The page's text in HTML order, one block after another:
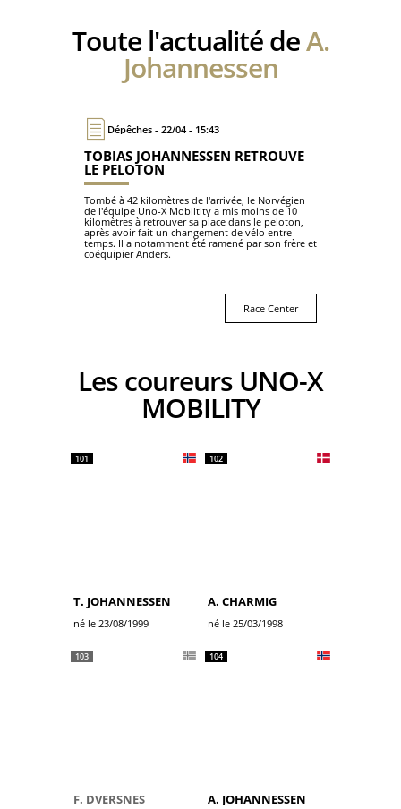
Toute l'actualité deA.
Johannessen
Dépêches - 22/04 - 15:43
TOBIAS JOHANNESSEN RETROUVE
LE PELOTON
Tombé à 42 kilomètres de l'arrivée, le Norvégien
de l'équipe Uno-X Mobiltity a mis moins de 10
kilomètres à retrouver sa place dans le peloton,
après avoir fait un changement de vélo entre-
temps. Il a notamment été ramené par son frère et
coéquipier Anders.
Race Center
Les coureurs UNO-X
MOBILITY
101
T. JOHANNESSEN
né le 23/08/1999
102
A. CHARMIG
né le 25/03/1998
103
F. DVERSNES
104
A. JOHANNESSEN